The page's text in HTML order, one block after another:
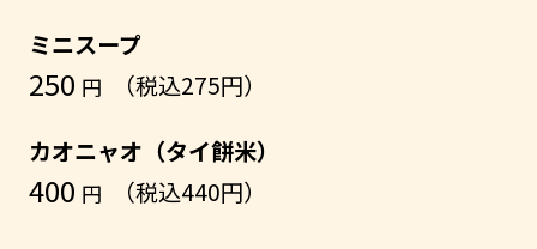
ミニスープ
250 円
（税込275円）
カオニャオ（タイ餅米）
400 円 （税込440円）